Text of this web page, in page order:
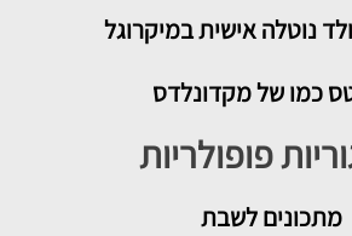
נוטלה אישית במיקרוגל
כמו של מקדונלדס
פופולריות
מתכוניםלשבת